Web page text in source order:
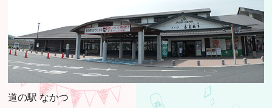
道の駅 なかつ